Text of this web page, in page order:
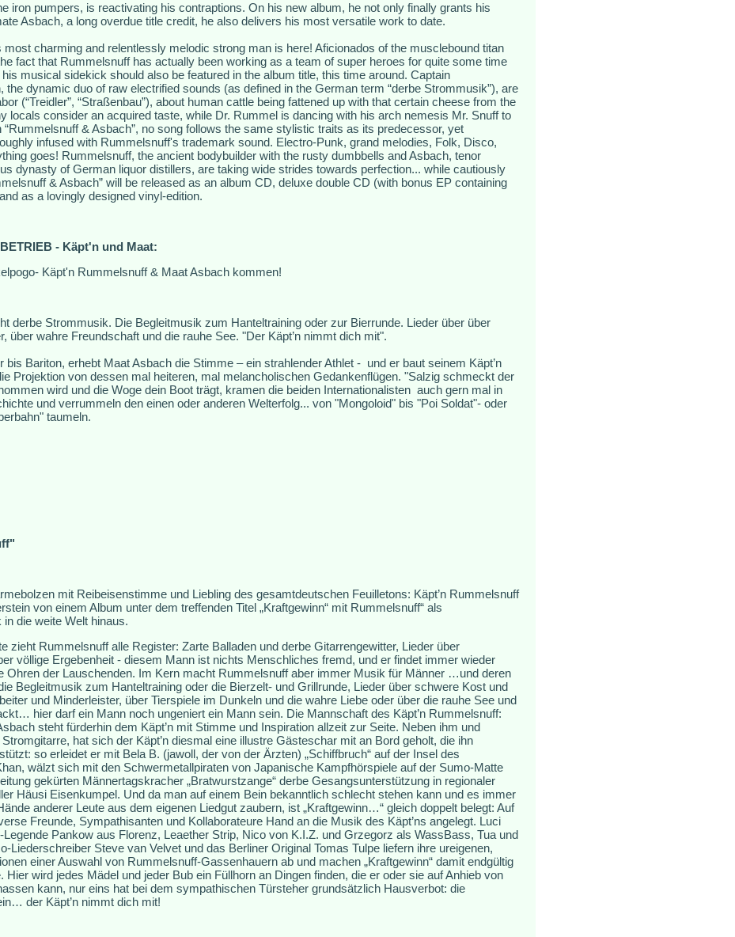
iron pumpers, is reactivating his contraptions. On his new album, he not only finally grants his
Asbach, a long overdue title credit, he also delivers his most versatile work to date.
charming and relentlessly melodic strong man is here! Aficionados of the musclebound titan
fact that Rummelsnuff has actually been working as a team of super heroes for quite some time
musical sidekick should also be featured in the album title, this time around. Captain
the dynamic duo of raw electrified sounds (as defined in the German term “derbe Strommusik”), are
(“Treidler”, “Straßenbau”), about human cattle being fattened up with that certain cheese from the
locals consider an acquired taste, while Dr. Rummel is dancing with his arch nemesis Mr. Snuff to
& Asbach”, no song follows the same stylistic traits as its predecessor, yet
infused with Rummelsnuff's trademark sound. Electro-Punk, grand melodies, Folk, Disco,
goes! Rummelsnuff, the ancient bodybuilder with the rusty dumbbells and Asbach, tenor
dynasty of German liquor distillers, are taking wide strides towards perfection... while cautiously
& Asbach” will be released as an album CD, deluxe double CD (with bonus EP containing
as a lovingly designed vinyl-edition.
- Käpt'n und Maat:
Käpt'n Rummelsnuff & Maat Asbach kommen!
derbe Strommusik. Die Begleitmusik zum Hanteltraining oder zur Bierrunde. Lieder über über
über wahre Freundschaft und die rauhe See. "Der Käpt’n nimmt dich mit".
bis Bariton, erhebt Maat Asbach die Stimme – ein strahlender Athlet - und er baut seinem Käpt’n
Projektion von dessen mal heiteren, mal melancholischen Gedankenflügen. "Salzig schmeckt der
wird und die Woge dein Boot trägt, kramen die beiden Internationalisten auch gern mal in
und verrummeln den einen oder anderen Welterfolg... von "Mongoloid" bis "Poi Soldat"- oder
taumeln.
mit Reibeisenstimme und Liebling des gesamtdeutschen Feuilletons: Käpt’n Rummelsnuff
von einem Album unter dem treffenden Titel „Kraftgewinn“ mit Rummelsnuff“ als
die weite Welt hinaus.
zieht Rummelsnuff alle Register: Zarte Balladen und derbe Gitarrengewitter, Lieder über
völlige Ergebenheit - diesem Mann ist nichts Menschliches fremd, und er findet immer wieder
Ohren der Lauschenden. Im Kern macht Rummelsnuff aber immer Musik für Männer …und deren
Begleitmusik zum Hanteltraining oder die Bierzelt- und Grillrunde, Lieder über schwere Kost und
und Minderleister, über Tierspiele im Dunkeln und die wahre Liebe oder über die rauhe See und
hier darf ein Mann noch ungeniert ein Mann sein. Die Mannschaft des Käpt’n Rummelsnuff:
steht fürderhin dem Käpt’n mit Stimme und Inspiration allzeit zur Seite. Neben ihm und
hat sich der Käpt’n diesmal eine illustre Gästeschar mit an Bord geholt, die ihn
so erleidet er mit Bela B. (jawoll, der von der Ärzten) „Schiffbruch“ auf der Insel des
wälzt sich mit den Schwermetallpiraten von Japanische Kampfhörspiele auf der Sumo-Matte
gekürten Männertagskracher „Bratwurstzange“ derbe Gesangsunterstützung in regionaler
Häusi Eisenkumpel. Und da man auf einem Bein bekanntlich schlecht stehen kann und es immer
anderer Leute aus dem eigenen Liedgut zaubern, ist „Kraftgewinn…“ gleich doppelt belegt: Auf
Freunde, Sympathisanten und Kollaborateure Hand an die Musik des Käpt’ns angelegt. Luci
Pankow aus Florenz, Leaether Strip, Nico von K.I.Z. und Grzegorz als WassBass, Tua und
Liederschreiber Steve van Velvet und das Berliner Original Tomas Tulpe liefern ihre ureigenen,
einer Auswahl von Rummelsnuff-Gassenhauern ab und machen „Kraftgewinn“ damit endgültig
Hier wird jedes Mädel und jeder Bub ein Füllhorn an Dingen finden, die er oder sie auf Anhieb von
kann, nur eins hat bei dem sympathischen Türsteher grundsätzlich Hausverbot: die
der Käpt’n nimmt dich mit!